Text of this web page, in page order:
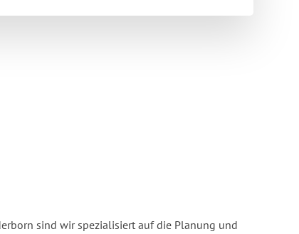
sind wir spezialisiert auf die Planung und